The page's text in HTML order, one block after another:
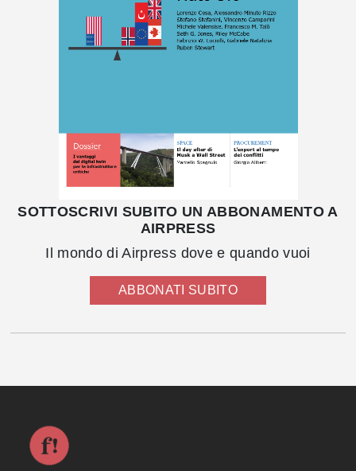
SOTTOSCRIVI SUBITO UN ABBONAMENTO A
AIRPRESS
Il mondo di Airpress dove e quando vuoi
ABBONATI SUBITO